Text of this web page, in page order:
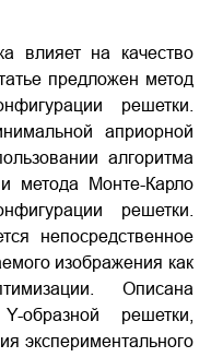
влияет на качество
предложен метод
решетки.
априорной
алгоритма
метода Монте-Карло
решетки.
непосредственное
изображения как
Описана
образной решетки,
экспериментального